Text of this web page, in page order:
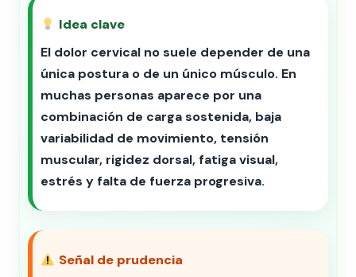
Idea clave
El dolor cervical no suele depender de una
única postura o de un único músculo. En
muchas personas aparece por una
combinación de carga sostenida, baja
variabilidad de movimiento, tensión
muscular, rigidez dorsal, fatiga visual,
estrés y falta de fuerza progresiva.
Señal de prudencia